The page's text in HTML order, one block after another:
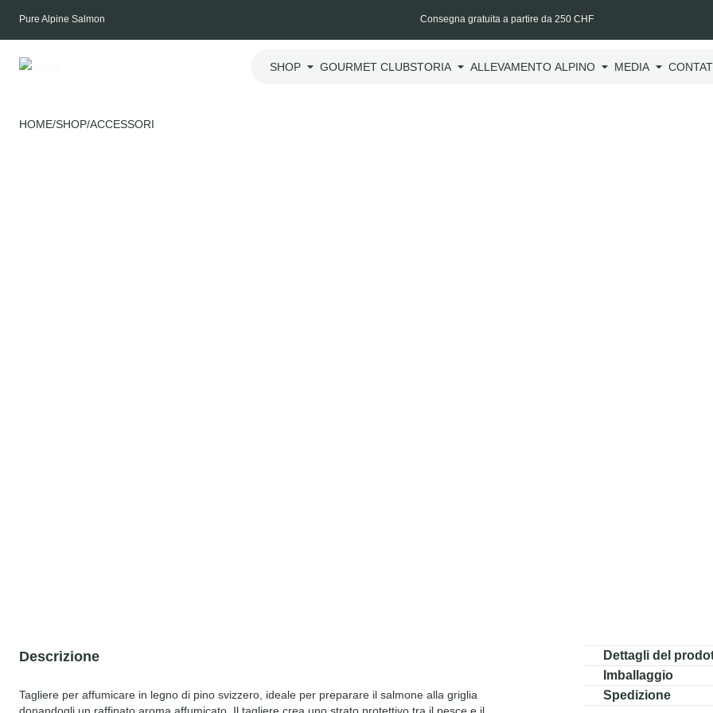
Pure Alpine Salmon Consegna gratuita a partire da 250 CHF
SHOP GOURMET CLUBSTORIA ALLEVAMENTO ALPINO MEDIA
HOME/SHOP/ACCESSORI
Descrizione
Tagliere per affumicare in legno di pino svizzero, ideale per preparare il salmone alla griglia
Dettagli del
Dimensioni:
40 x 15 x
Peso:
470 g
Imballaggio
Imballaggio protettivo.
Spedizione